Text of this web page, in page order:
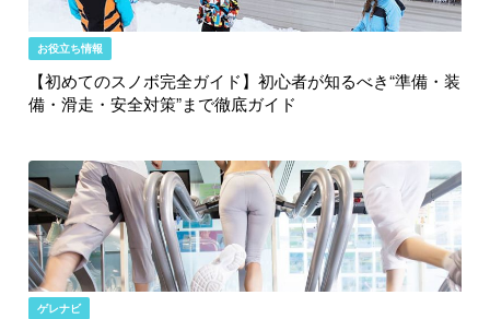
お役立ち情報
【初めてのスノボ完全ガイド】初心者が知るべき“準備・装
備・滑走・安全対策”まで徹底ガイド
ゲレナビ